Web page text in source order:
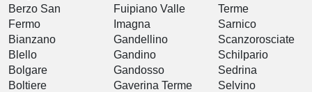
Berzo San
Fermo
Bianzano
Blello
Bolgare
Boltiere
Fuipiano Valle
Imagna
Gandellino
Gandino
Gandosso
Gaverina Terme
Terme
Sarnico
Scanzorosciate
Schilpario
Sedrina
Selvino